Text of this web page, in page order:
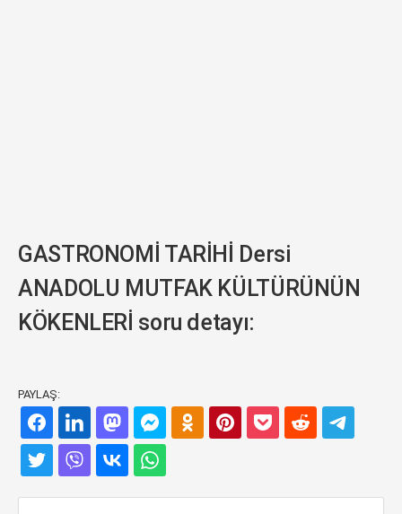
GASTRONOMİ TARİHİ Dersi
ANADOLU MUTFAK KÜLTÜRÜNÜN
KÖKENLERİ soru detayı:
PAYLAŞ: